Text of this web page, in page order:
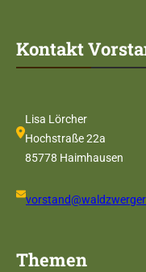
Kontakt
Lisa Lörcher
Hochstraße 22a
85778 Haimhausen
Themen